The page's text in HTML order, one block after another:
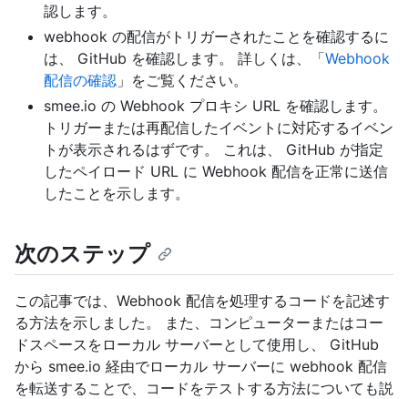
認します。
webhook の配信がトリガーされたことを確認するに
は、 GitHub を確認します。 詳しくは、「Webhook
配信の確認 」をご覧ください。
smee.io の Webhook プロキシ URL を確認します。
トリガーまたは再配信したイベントに対応するイベン
トが表示されるはずです。 これは、 GitHub が指定
したペイロード URL に Webhook 配信を正常に送信
したことを示します。
次のステップ
この記事では、Webhook 配信を処理するコードを記述す
る方法を示しました。 また、コンピューターまたはコー
ドスペースをローカル サーバーとして使用し、 GitHub
から smee.io 経由でローカル サーバーに webhook 配信
を転送することで、コードをテストする方法についても説